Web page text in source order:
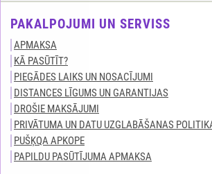
PAKALPOJUMI UN SERVISS
APMAKSA
KĀ PASŪTĪT?
PIEGĀDES LAIKS UN NOSACĪJUMI
DISTANCES LĪGUMS UN GARANTIJAS
DROŠIE MAKSĀJUMI
PRIVĀTUMA UN DATU UZGLABĀŠANAS
PUŠĶQA APKOPE
PAPILDU PASŪTĪJUMA APMAKSA